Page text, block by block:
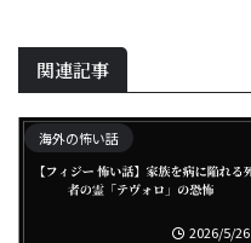
関連記事
海外の怖い話
2026/5/26